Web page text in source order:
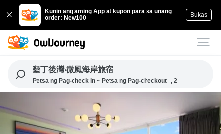
Kunin ang aming App at kupon para sa unang
order: New100
Bukas
墾丁後灣‧微風海岸旅宿
Petsa ng Pag-check in ~ Petsa ng Pag-checkout , 2